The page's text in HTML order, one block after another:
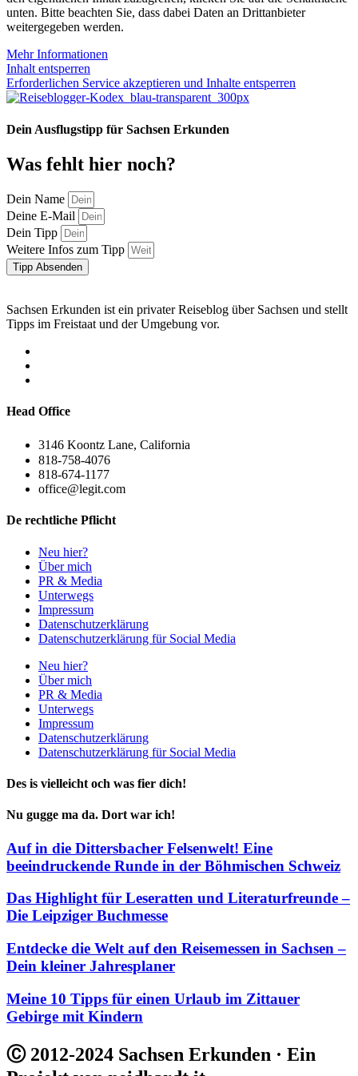
unten. Bitte beachten Sie, dass dabei Daten an Drittanbieter
weitergegeben werden.
Mehr Informationen
Inhalt entsperren
Erforderlichen Service akzeptieren und Inhalte entsperren
Dein Ausflugstipp für Sachsen Erkunden
Was fehlt hier noch?
Dein Name
Deine E-Mail
Dein Tipp
Weitere Infos zum Tipp
Tipp Absenden
Sachsen Erkunden ist ein privater Reiseblog über Sachsen und stellt
Tipps im Freistaat und der Umgebung vor.
Head Office
3146 Koontz Lane, California
818-758-4076
818-674-1177
office@legit.com
De rechtliche Pflicht
Neu hier?
Über mich
PR & Media
Unterwegs
Impressum
Datenschutzerklärung
Datenschutzerklärung für Social Media
Neu hier?
Über mich
PR & Media
Unterwegs
Impressum
Datenschutzerklärung
Datenschutzerklärung für Social Media
Des is vielleicht och was fier dich!
Nu gugge ma da. Dort war ich!
Auf in die Dittersbacher Felsenwelt! Eine
beeindruckende Runde in der Böhmischen Schweiz
Das Highlight für Leseratten und Literaturfreunde –
Die Leipziger Buchmesse
Entdecke die Welt auf den Reisemessen in Sachsen –
Dein kleiner Jahresplaner
Meine 10 Tipps für einen Urlaub im Zittauer
Gebirge mit Kindern
Ⓒ 2012-2024 Sachsen Erkunden · Ein